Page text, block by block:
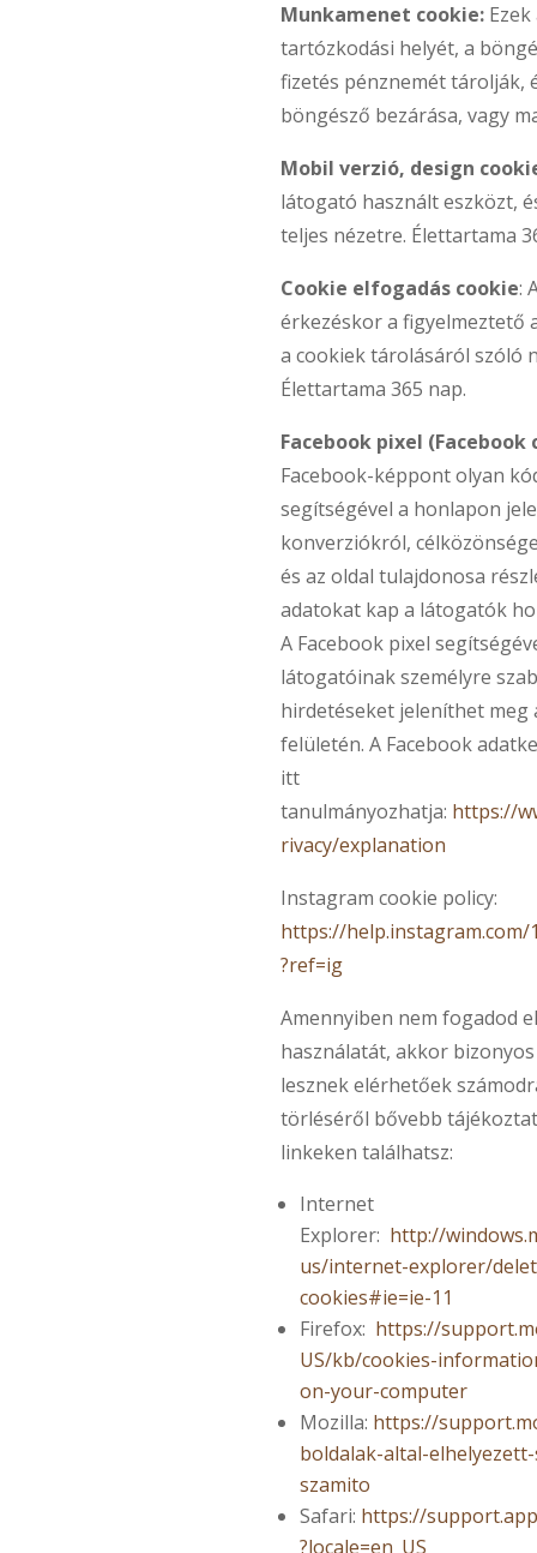
Munkamenet cookie:
tartózkodási helyét, a
fizetés pénznemét tárolják,
böngésző bezárása, vagy
Mobil verzió, design
látogató használt eszközt,
teljes nézetre. Élettartama
Cookie elfogadás cookie:
érkezéskor a figyelmeztető
a cookiek tárolásáról szóló
Élettartama 365 nap.
Facebook pixel
Facebook-képpont olyan
segítségével a honlapon
konverziókról,
és az oldal tulajdonosa
adatokat kap a látogatók
A Facebook pixel
látogatóinak személyre
hirdetéseket jeleníthet meg
felületén. A Facebook
itt
tanulmányozhatja: https://
rivacy/explanation
Instagram cookie policy:
https://help.instagram.com/
?ref=ig
Amennyiben nem fogadod
használatát, akkor
lesznek elérhetőek
törléséről bővebb
linkeken találhatsz:
Internet
Explorer: http://
us/internet-explorer/
cookies#ie=ie-11
Firefox: https://
US/kb/cookies-
on-your-computer
Mozilla: https://
boldalak-altal-
szamito
Safari: https://
?locale=en_US